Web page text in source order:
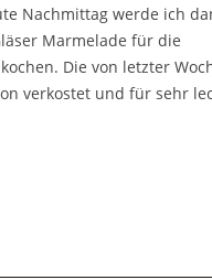
Nachmittag werde ich
Marmelade für die
Die von letzter
verkostet und für sehr